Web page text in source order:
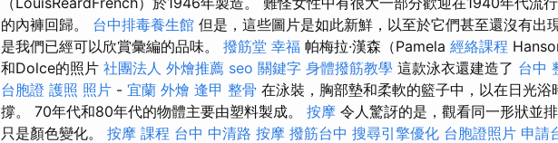
的內褲回歸。 台中排毒養生館 但是，這些圖片是如此新鮮，以至於它們甚至還沒有出
是我們已經可以欣賞彙編的品味。 撥筋堂 幸福 帕梅拉·漢森（Pamela 經絡課程
和Dolce的照片 社團法人 外燴推薦 seo 關鍵字 身體撥筋教學 這款泳衣還建造了 台中
台胞證 護照 照片 - 宜蘭 外燴 逢甲 整骨 在泳裝，胸部墊和柔軟的籃子中，以在日光浴
撐。 70年代和80年代的物體主要由塑料製成。 按摩 令人驚訝的是，觀看同一形狀並
只是顏色變化。 按摩 課程 台中 中清路 按摩 撥筋台中 搜尋引擎優化 台胞證照片 申請